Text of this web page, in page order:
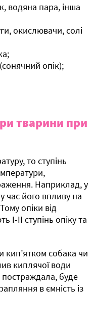
водяна пара, інша
окислювачи, солі
опік);
тварини при
то ступінь
Наприклад, у
час його впливу на
опіки від
ІІ ступінь опіку та
кип’ятком собака чи
киплячої води
буде
в ємність із